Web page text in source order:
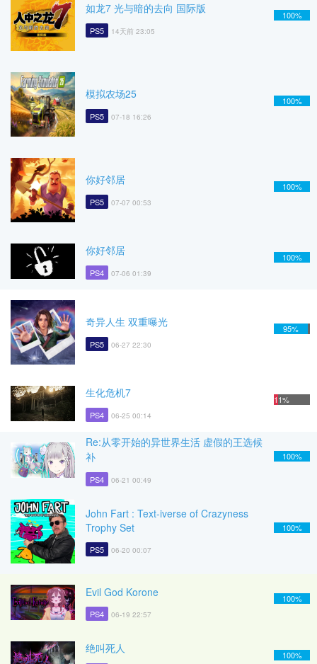
如龙7 光与暗的去向 国际版
PS5 14天前 23:05
100%
模拟农场25
PS5 07-18 16:26
100%
你好邻居
PS5 07-07 00:53
100%
你好邻居
PS4 07-06 01:39
100%
奇异人生 双重曝光
PS5 06-27 22:30
95%
生化危机7
PS4 06-25 00:14
11%
Re:从零开始的异世界生活 虚假的王选候
补
PS4 06-21 00:49
100%
John Fart : Text-iverse of Crazyness
Trophy Set
PS5 06-20 00:07
100%
Evil God Korone
PS4 06-19 22:57
100%
绝叫死人 100%